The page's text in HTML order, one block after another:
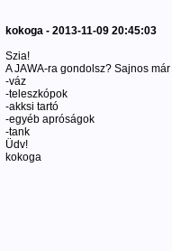
kokoga - 2013-11-09 20:45:03
Szia!
A JAWA-ra gondolsz? Sajnos
-váz
-teleszkópok
-akksi tartó
-egyéb apróságok
-tank
Üdv!
kokoga